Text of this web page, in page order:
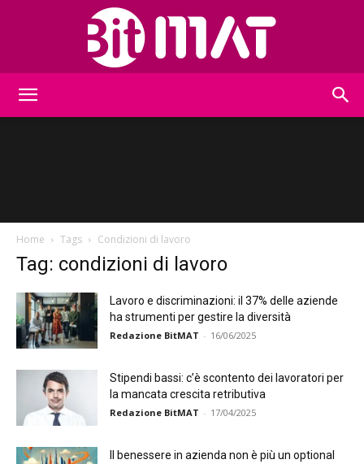
Home Tags Condizioni di lavoro
Tag: condizioni di lavoro
Lavoro e discriminazioni: il 37% delle aziende
ha strumenti per gestire la diversità
Redazione BitMAT - 16/06/2025
Stipendi bassi: c’è scontento dei lavoratori per
la mancata crescita retributiva
Redazione BitMAT - 17/04/2025
Il benessere in azienda non è più un optional